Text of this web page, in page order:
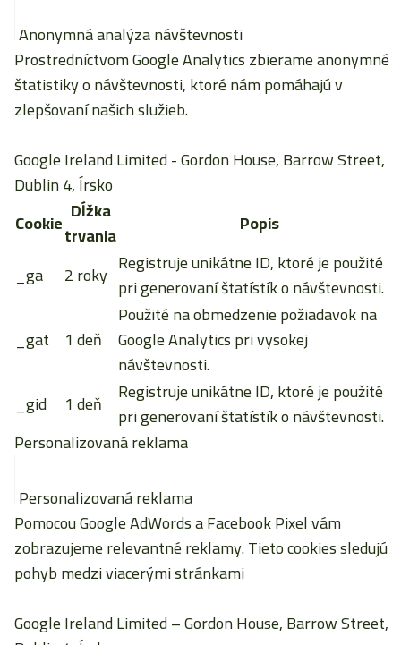
Anonymná analýza návštevnosti
Prostredníctvom Google Analytics zbierame anonymné
štatistiky o návštevnosti, ktoré nám pomáhajú v
zlepšovaní našich služieb.
Google Ireland Limited- Gordon House, Barrow Street,
Dublin 4, Írsko
Cookie Dĺžka
trvania
Popis
_ga
2 roky Registruje unikátne ID, ktoré je použité
pri generovaní štatístík o návštevnosti.
_gat
1 deň
Použité na obmedzenie požiadavok na
Google Analytics pri vysokej
návštevnosti.
_gid
1 deň
Registruje unikátne ID, ktoré je použité
pri generovaní štatístík o návštevnosti.
Personalizovaná reklama
Personalizovaná reklama
Pomocou Google AdWords a Facebook Pixel vám
zobrazujeme relevantné reklamy. Tieto cookies sledujú
pohyb medzi viacerými stránkami
Google Ireland Limited– Gordon House, Barrow Street,